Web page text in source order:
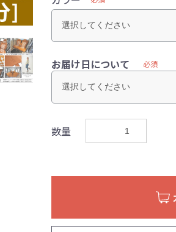
お届け日について 必須
数量